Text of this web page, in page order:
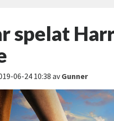
spelat
06-24 10:38 avGunner